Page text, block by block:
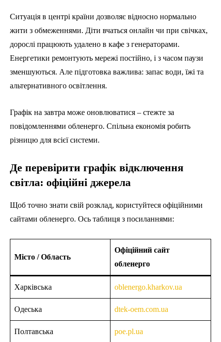
Ситуація в центрі країни дозволяє відносно нормально
жити з обмеженнями. Діти вчаться онлайн чи при свічках,
дорослі працюють удалено в кафе з генераторами.
Енергетики ремонтують мережі постійно, і з часом паузи
зменшуються. Але підготовка важлива: запас води, їжі та
альтернативного освітлення.
Графік на завтра може оновлюватися – стежте за
повідомленнями обленерго. Спільна економія робить
різницю для всієї системи.
Де перевірити графік відключення
світла: офіційні джерела
Щоб точно знати свій розклад, користуйтеся офіційними
сайтами обленерго. Ось таблиця з посиланнями:
Місто / Область
Офіційний сайт
обленерго
Харківська oblenergo.kharkov.ua
Одеська dtek-oem.com.ua
Полтавська poe.pl.ua